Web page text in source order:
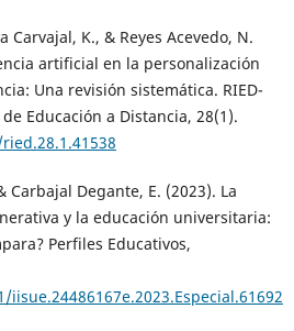
Carvajal, K., & Reyes Acevedo, N.
artificial en la personalización
Una revisión sistemática. RIED-
Educación a Distancia, 28(1).
Carbajal Degante, E. (2023). La
y la educación universitaria:
Perfiles Educativos,